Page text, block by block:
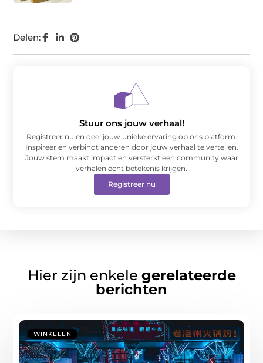
Delen:
Stuur ons jouw verhaal!
Registreer nu en deel jouw unieke ervaring op ons platform.
Inspireer en verbindt anderen door jouw verhaal te vertellen.
Jouw stem maakt impact en versterkt een community waar
verhalen écht betekenis krijgen.
Registreer nu
Hier zijn enkele gerelateerde
berichten
WINKELEN